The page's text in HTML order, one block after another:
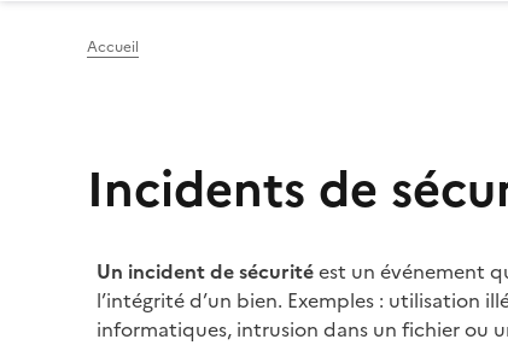
Accueil
Incidents de
Un incident de sécuritéest un événement
l’intégrité d’un bien. Exemples : utilisation
informatiques, intrusion dans un fichier ou